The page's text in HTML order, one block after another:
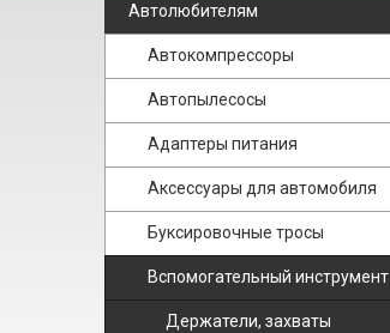
Автолюбителям
Автокомпрессоры
Автопылесосы
Адаптеры питания
Аксессуары для автомобиля
Буксировочные тросы
Вспомогательный инструмент
Держатели, захваты